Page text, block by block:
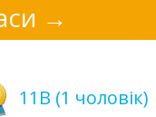
11В (1 чоловік)